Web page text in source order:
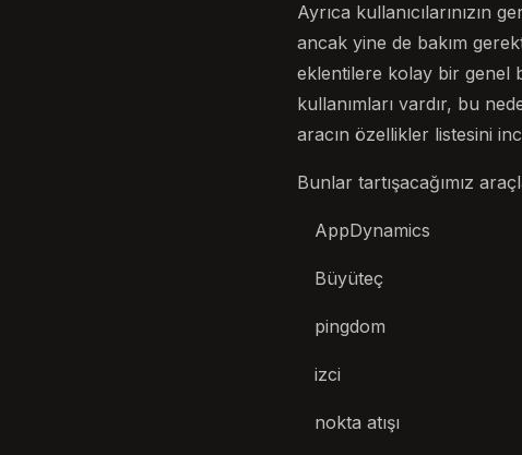
Ayrıca kullanıcılarınızın
ancak yine de bakım
eklentilere kolay bir genel
kullanımları vardır, bu
aracın özellikler listesini
Bunlar tartışacağımız
AppDynamics
Büyüteç
pingdom
izci
nokta atışı